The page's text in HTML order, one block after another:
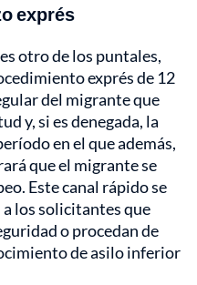
exprés
otro de los puntales,
exprés de 12
del migrante que
y, si es denegada, la
en el que además,
que el migrante se
Este canal rápido se
los solicitantes que
o procedan de
de asilo inferior